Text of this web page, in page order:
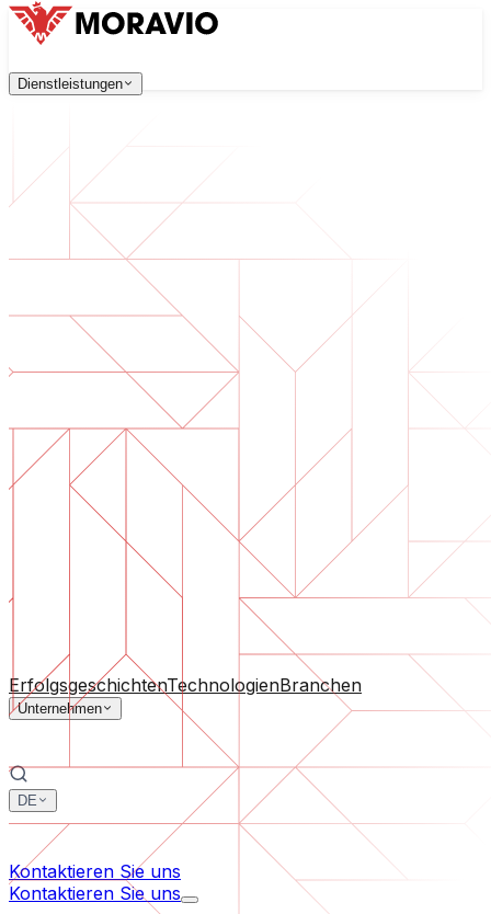
Dienstleistungen
Softwareentwicklung
Webanwendungen, die skalierbar, sicher und
Digitale Transformation
Digitalisieren Sie Ihr Unternehmen. Bereiten Sie sich auf
KI-Softwareentwicklung
Maßgeschneiderte KI-Tools, integriert in Ihre Prozesse.
Produktentwicklung
Von der Idee zum fertigen Produkt — Design,
Technische Due Diligence
Qualitätsbewertung und Risikoidentifikation in Ihrer
Software-Support
Laufende Wartung oder Rettung eines Projekts, das aus
Nach Unternehmensgröße
Für mittelständische Unternehmen
Alle Dienstleistungen
ErfolgsgeschichtenTechnologienBranchen
Unternehmen
DE
한국어
Kontaktieren Sie uns
Kontaktieren Sie uns
Alle Dienstleistungen→
English
Kontaktieren Sie uns